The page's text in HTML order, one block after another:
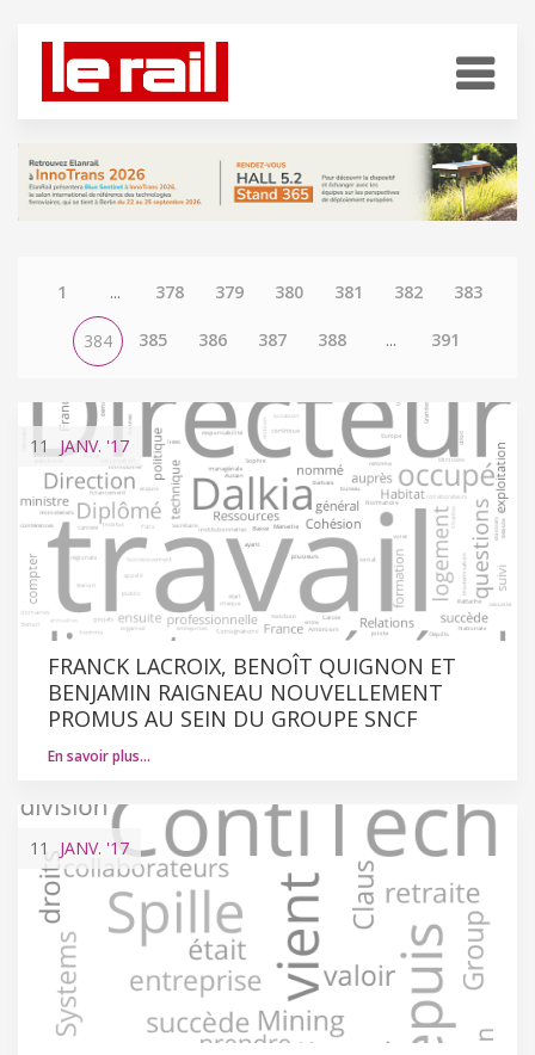
1 ... 378 379 380 381 382 383
384 385 386 387 388 ... 391
11 JANV. '17
FRANCK LACROIX, BENOÎT QUIGNON ET
BENJAMIN RAIGNEAU NOUVELLEMENT
PROMUS AU SEIN DU GROUPE SNCF
En savoir plus…
11 JANV. '17